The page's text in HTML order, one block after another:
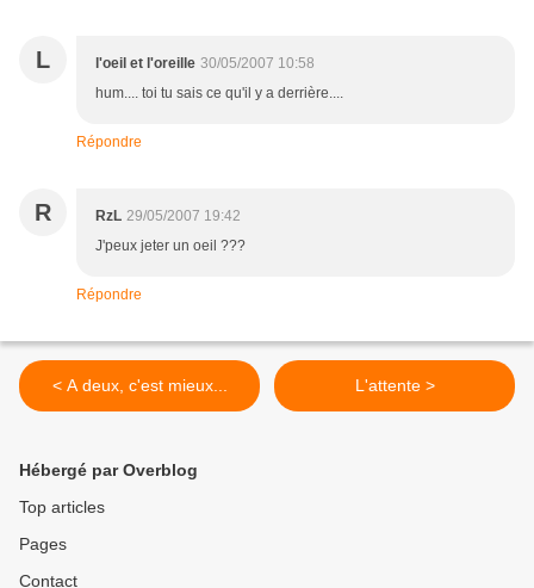
L l'oeil et l'oreille 30/05/2007 10:58
hum.... toi tu sais ce qu'il y a derrière....
Répondre
R RzL 29/05/2007 19:42
J'peux jeter un oeil ???
Répondre
< A deux, c'est mieux... L'attente >
Hébergé par Overblog
Top articles
Pages
Contact